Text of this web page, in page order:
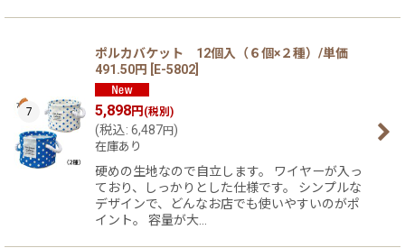
7
ポルカバケット 12個入（６個×２種）/単価
491.50円
E-5802
5,898円 (税別)
(税込: 6,487円 )
在庫あり
硬めの生地なので自立します。 ワイヤーが入っ
ており、しっかりとした仕様です。 シンプルな
デザインで、どんなお店でも使いやすいのがポ
イント。 容量が大…